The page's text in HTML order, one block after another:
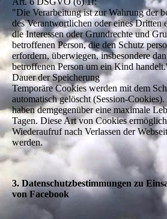
"Die Verarbeitung ist zur Wahrung der
des Verantwortlichen oder eines Dritten
die Interessen oder Grundrechte und
betroffenen Person, die den Schutz
erfordern, überwiegen, insbesondere
betroffenen Person um ein Kind
Dauer der Speicherung
Temporäre Cookies werden mit dem
automatisch gelöscht (Session-
haben demgegenüber eine maximale
Tagen. Diese Art von Cookies
Wiederaufruf nach Verlassen der
werden.
3. Datenschutzbestimmungen zu
von Facebook